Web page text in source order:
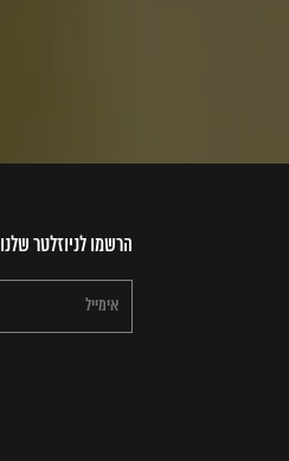
הרשמו לניוזלטר שלנו